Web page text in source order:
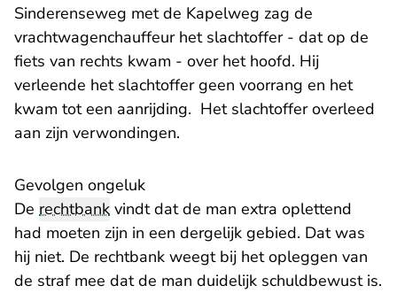
Sinderenseweg met de Kapelweg zag de
vrachtwagenchauffeur het slachtoffer - dat op de
fiets van rechts kwam - over het hoofd. Hij
verleende het slachtoffer geen voorrang en het
kwam tot een aanrijding. Het slachtoffer overleed
aan zijn verwondingen.
Gevolgen ongeluk
De rechtbank vindt dat de man extra oplettend
had moeten zijn in een dergelijk gebied. Dat was
hij niet. De rechtbank weegt bij het opleggen van
de straf mee dat de man duidelijk schuldbewust is.